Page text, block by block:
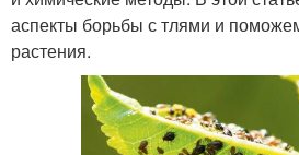
аспекты борьбы с тлями и
растения.